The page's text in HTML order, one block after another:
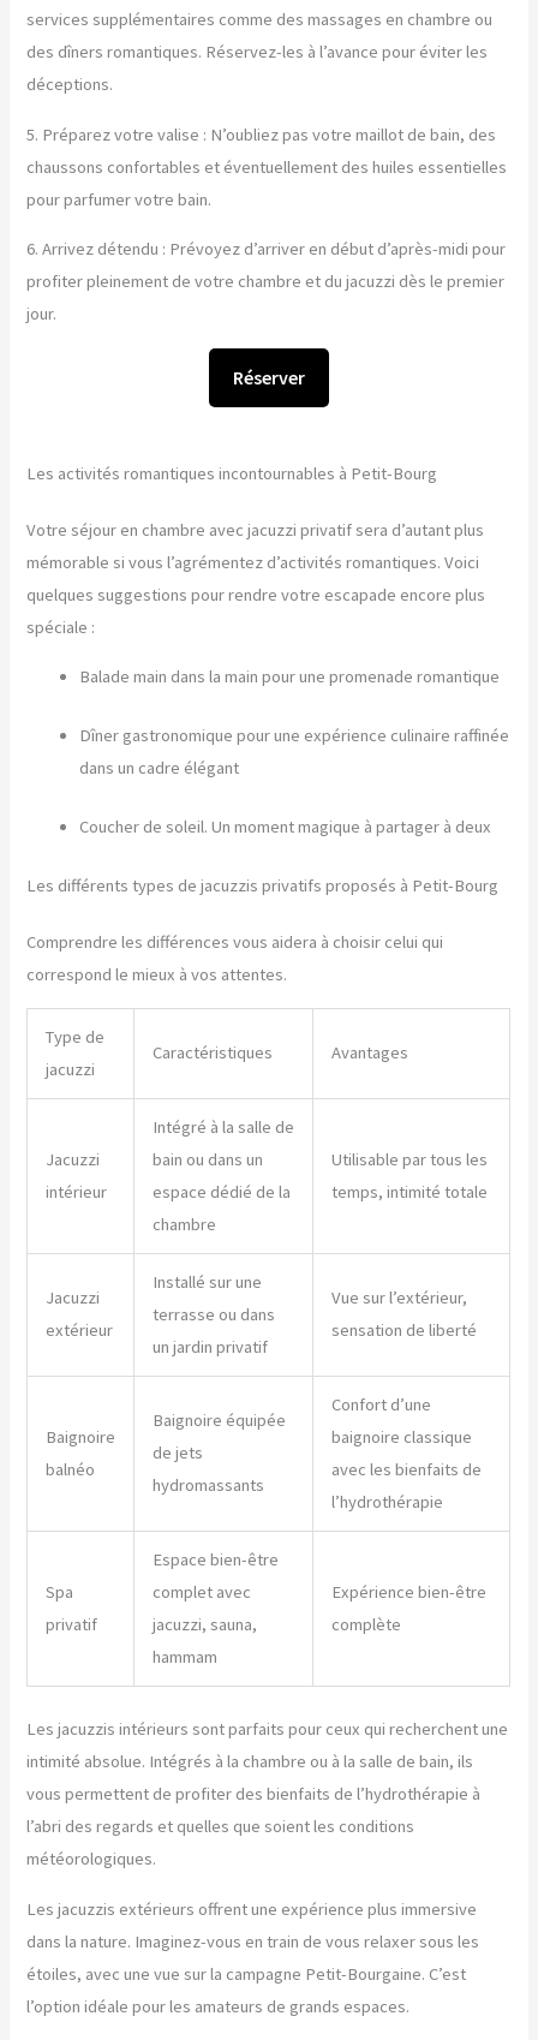
services supplémentaires comme des massages en chambre ou
des dîners romantiques. Réservez-les à l’avance pour éviter les
déceptions.
5. Préparez votre valise : N’oubliez pas votre maillot de bain, des
chaussons confortables et éventuellement des huiles essentielles
pour parfumer votre bain.
6. Arrivez détendu : Prévoyez d’arriver en début d’après-midi pour
profiter pleinement de votre chambre et du jacuzzi dès le premier
jour.
Réserver
Les activités romantiques incontournables à Petit-Bourg
Votre séjour en chambre avec jacuzzi privatif sera d’autant plus
mémorable si vous l’agrémentez d’activités romantiques. Voici
quelques suggestions pour rendre votre escapade encore plus
spéciale :
Balade main dans la main pour une promenade romantique
Dîner gastronomique pour une expérience culinaire raffinée
dans un cadre élégant
Coucher de soleil. Un moment magique à partager à deux
Les différents types de jacuzzis privatifs proposés à Petit-Bourg
Comprendre les différences vous aidera à choisir celui qui
correspond le mieux à vos attentes.
Type de
jacuzzi
Caractéristiques Avantages
Jacuzzi
intérieur
Intégré à la salle de
bain ou dans un
espace dédié de la
chambre
Utilisable par tous les
temps, intimité totale
Jacuzzi
extérieur
Installé sur une
terrasse ou dans
un jardin privatif
Vue sur l’extérieur,
sensation de liberté
Baignoire
balnéo
Baignoire équipée
de jets
hydromassants
Confort d’une
baignoire classique
avec les bienfaits de
l’hydrothérapie
Spa
privatif
Espace bien-être
complet avec
jacuzzi, sauna,
hammam
Expérience bien-être
complète
Les jacuzzis intérieurs sont parfaits pour ceux qui recherchent une
intimité absolue. Intégrés à la chambre ou à la salle de bain, ils
vous permettent de profiter des bienfaits de l’hydrothérapie à
l’abri des regards et quelles que soient les conditions
météorologiques.
Les jacuzzis extérieurs offrent une expérience plus immersive
dans la nature. Imaginez-vous en train de vous relaxer sous les
étoiles, avec une vue sur la campagne Petit-Bourgaine. C’est
l’option idéale pour les amateurs de grands espaces.